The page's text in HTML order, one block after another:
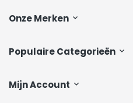
Onze Merken
Populaire Categorieën
Mijn Account